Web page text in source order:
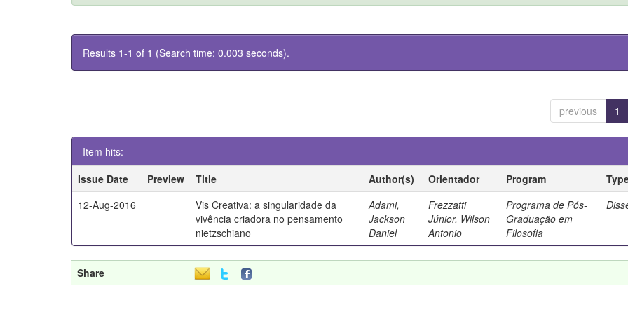
Results 1-1 of 1 (Search time: 0.003 seconds).
previous 1
Item hits:
Issue Date
Preview Title Author(s) Orientador Program
12-Aug-2016
Vis Creativa: a singularidade da
vivência criadora no pensamento
nietzschiano
Adami,
Jackson
Daniel
Frezzatti
Júnior, Wilson
Antonio
Programa de Pós-
Graduação em
Filosofia
Share